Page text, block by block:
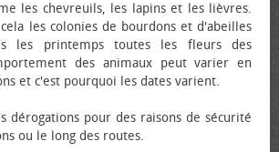
les chevreuils, les lapins et les lièvres.
les colonies de bourdons et d'abeilles
les printemps toutes les fleurs des
des animaux peut varier en
et c'est pourquoi les dates varient.
dérogations pour des raisons de sécurité
ou le long des routes.